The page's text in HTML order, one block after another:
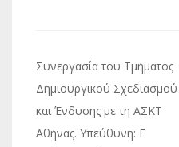
Πλοήγηση
άρθρων
Συνεργασία του Τμήματος
Δημιουργικού Σχεδιασμού
και Ένδυσης με τη ΑΣΚΤ
Αθήνας. Υπεύθυνη: Ε